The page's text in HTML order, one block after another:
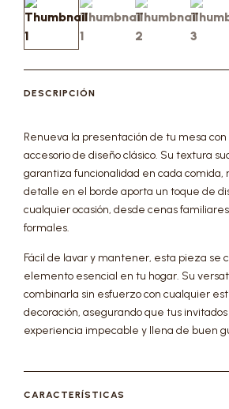
DESCRIPCIÓN
Renueva la presentación de tu mesa
accesorio de diseño clásico. Su textura
garantiza funcionalidad en cada comida,
detalle en el borde aporta un toque de
cualquier ocasión, desde cenas
formales.
Fácil de lavar y mantener, esta pieza se
elemento esencial en tu hogar. Su
combinarla sin esfuerzo con cualquier
decoración, asegurando que tus
experiencia impecable y llena de buen
CARACTERÍSTICAS